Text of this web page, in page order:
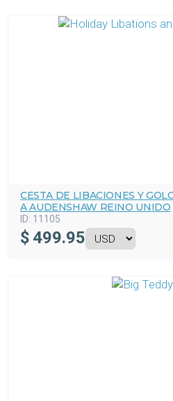
CESTA DE LIBACIONES Y
A AUDENSHAW REINO UNIDO
ID: 11105
$ 499.95